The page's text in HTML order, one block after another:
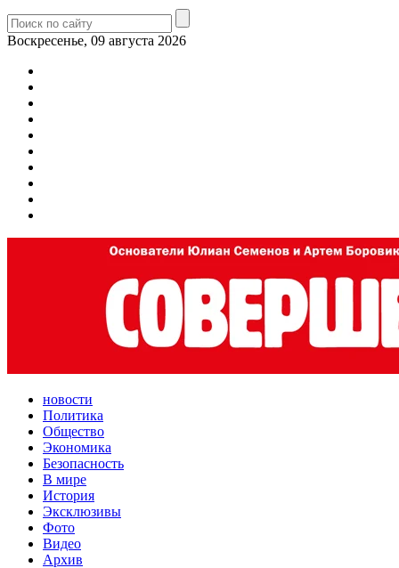
Воскресенье, 09 августа 2026
новости
Политика
Общество
Экономика
Безопасность
В мире
История
Эксклюзивы
Фото
Видео
Архив